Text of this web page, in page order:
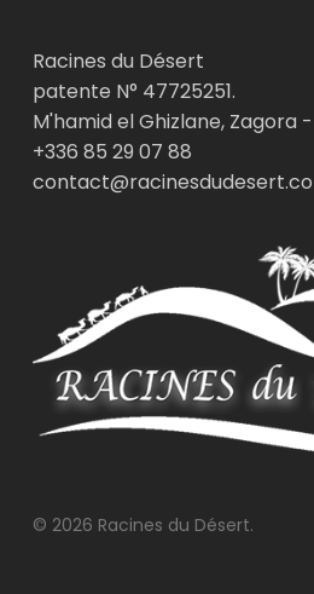
Racines du Désert
patente N° 47725251.
M'hamid el Ghizlane, Zagora
+336 85 29 07 88
© 2026 Racines du Désert.